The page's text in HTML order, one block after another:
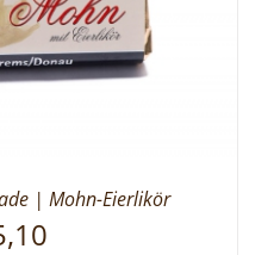
| Mohn-Eierlikör